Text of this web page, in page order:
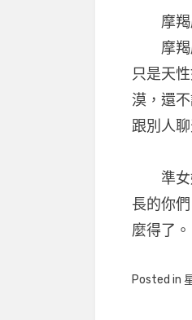
摩羯
摩羯座
只是天
漠，還
跟別人
準女婿
長的你
麼得了。
Posted in